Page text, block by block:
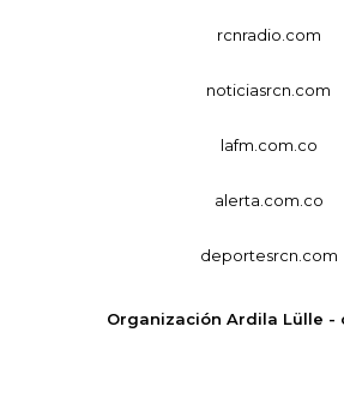
rcnradio.com
noticiasrcn.com
lafm.com.co
alerta.com.co
deportesrcn.com
Organización Ardila Lülle -